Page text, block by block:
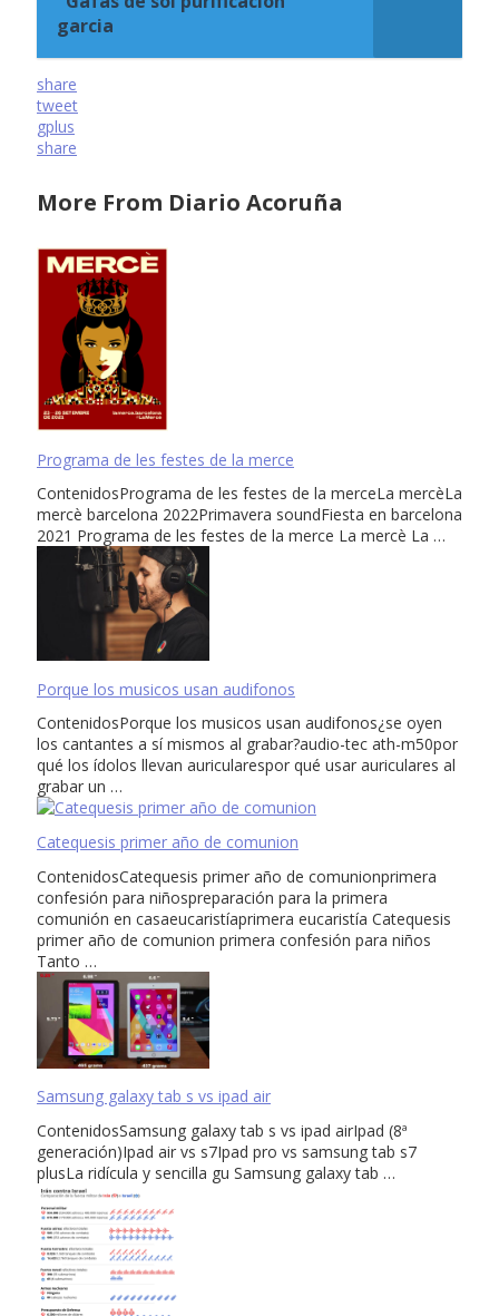
garcia
share
tweet
gplus
share
More From Diario Acoruña
Programa de les festes de la merce
ContenidosPrograma de les festes de la merceLa mercèLa
mercè barcelona 2022Primavera soundFiesta en barcelona
2021 Programa de les festes de la merce La mercè La …
Porque los musicos usan audifonos
ContenidosPorque los musicos usan audifonos¿se oyen
los cantantes a sí mismos al grabar?audio-tec ath-m50por
qué los ídolos llevan auricularespor qué usar auriculares al
grabar un …
Catequesis primer año de comunion
ContenidosCatequesis primer año de comunionprimera
confesión para niñospreparación para la primera
comunión en casaeucaristíaprimera eucaristía Catequesis
primer año de comunion primera confesión para niños
Tanto …
Samsung galaxy tab s vs ipad air
ContenidosSamsung galaxy tab s vs ipad airIpad (8ª
generación)Ipad air vs s7Ipad pro vs samsung tab s7
plusLa ridícula y sencilla gu Samsung galaxy tab …